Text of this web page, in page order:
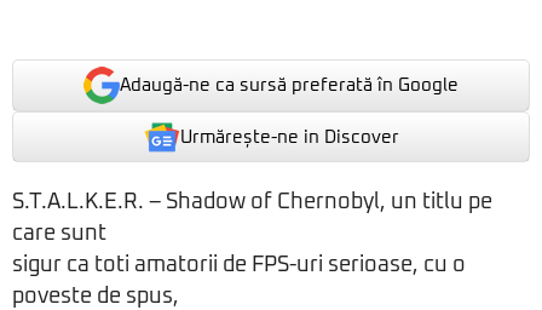
Adaugă-ne ca sursă preferată în Google
Urmărește-ne in Discover
S.T.A.L.K.E.R. – Shadow of Chernobyl, un titlu pe
care sunt
sigur ca toti amatorii de FPS-uri serioase, cu o
poveste de spus,